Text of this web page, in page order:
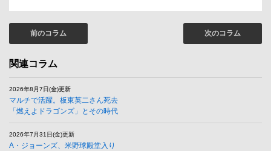
前のコラム 次のコラム
関連コラム
2026年8月7日(金)更新
マルチで活躍。板東英二さん死去
「燃えよドラゴンズ」とその時代
2026年7月31日(金)更新
A・ジョーンズ、米野球殿堂入り